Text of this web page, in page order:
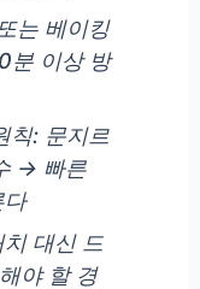
는 베이킹
분 이상 방
칙: 문지르
→ 빠른
다
대신 드
야 할 경